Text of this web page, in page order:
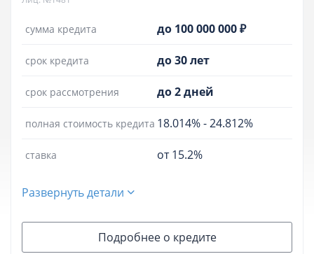
сумма кредита до 100 000 000 ₽
срок кредита до 30 лет
срок рассмотрения до 2 дней
полная стоимость кредита 18.014%-24.812%
ставка от 15.2%
Развернуть детали
Подробнее о кредите